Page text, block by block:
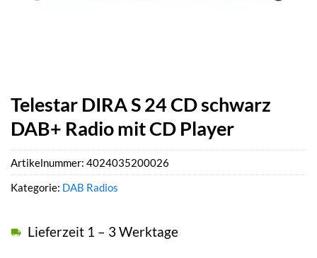
Telestar DIRA S 24 CD schwarz
DAB+ Radio mit CD Player
Lieferzeit 1 – 3 Werktage
Artikelnummer: 4024035200026
Kategorie: DAB Radios